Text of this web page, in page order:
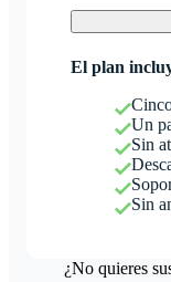
El plan
Un
Sin
Sin
¿No quieres